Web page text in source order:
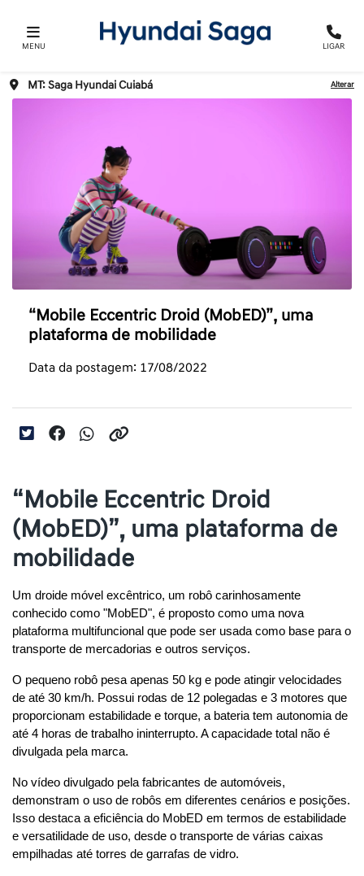
MENU LIGAR
MT: Saga Hyundai Cuiabá Alterar
“Mobile Eccentric Droid (MobED)”, uma
plataforma de mobilidade
Data da postagem: 17/08/2022
“Mobile Eccentric Droid
(MobED)”, uma plataforma de
mobilidade
Um droide móvel excêntrico, um robô carinhosamente
conhecido como "MobED", é proposto como uma nova
plataforma multifuncional que pode ser usada como base para o
transporte de mercadorias e outros serviços.
O pequeno robô pesa apenas 50 kg e pode atingir velocidades
de até 30 km/h. Possui rodas de 12 polegadas e 3 motores que
proporcionam estabilidade e torque, a bateria tem autonomia de
até 4 horas de trabalho ininterrupto. A capacidade total não é
divulgada pela marca.
No vídeo divulgado pela fabricantes de automóveis,
demonstram o uso de robôs em diferentes cenários e posições.
Isso destaca a eficiência do MobED em termos de estabilidade
e versatilidade de uso, desde o transporte de várias caixas
empilhadas até torres de garrafas de vidro.